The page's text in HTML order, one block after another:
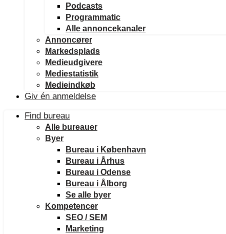
Podcasts
Programmatic
Alle annoncekanaler
Annoncører
Markedsplads
Medieudgivere
Mediestatistik
Medieindkøb
Giv én anmeldelse
Find bureau
Alle bureauer
Byer
Bureau i København
Bureau i Århus
Bureau i Odense
Bureau i Ålborg
Se alle byer
Kompetencer
SEO / SEM
Marketing